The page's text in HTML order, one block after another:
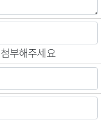
부해주세요